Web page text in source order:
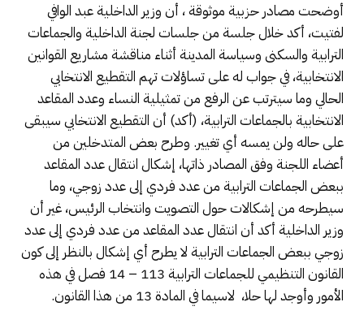
أوضحت مصادر حزبية موثوقة ، أن وزير الداخلية عبد الوافي
لفتيت، أكد خلال جلسة من جلسات لجنة الداخلية والجماعات
الترابية والسكنى وسياسة المدينة أثناء مناقشة مشاريع القوانين
الانتخابية، في جواب له على تساؤلات تهم التقطيع الانتخابي
الحالي وما سيترتب عن الرفع من تمثيلية النساء وعدد المقاعد
الانتخابية بالجماعات الترابية، (أكد) أن التقطيع الانتخابي سيبقى
على حاله ولن يمسه أي تغيير. وطرح بعض المتدخلين من
أعضاء اللجنة وفق المصادر ذاتها، إشكال انتقال عدد المقاعد
ببعض الجماعات الترابية من عدد فردي إلى عدد زوجي، وما
سيطرحه من إشكالات حول التصويت وانتخاب الرئيس، غير أن
وزير الداخلية أكد أن انتقال عدد المقاعد من عدد فردي إلى عدد
زوجي ببعض الجماعات الترابية لا يطرح أي إشكال بالنظر إلى كون
القانون التنظيمي للجماعات الترابية 113 – 14 فصل في هذه
الأمور وأوجد لها حلا، لاسيما في المادة 13 من هذا القانون.